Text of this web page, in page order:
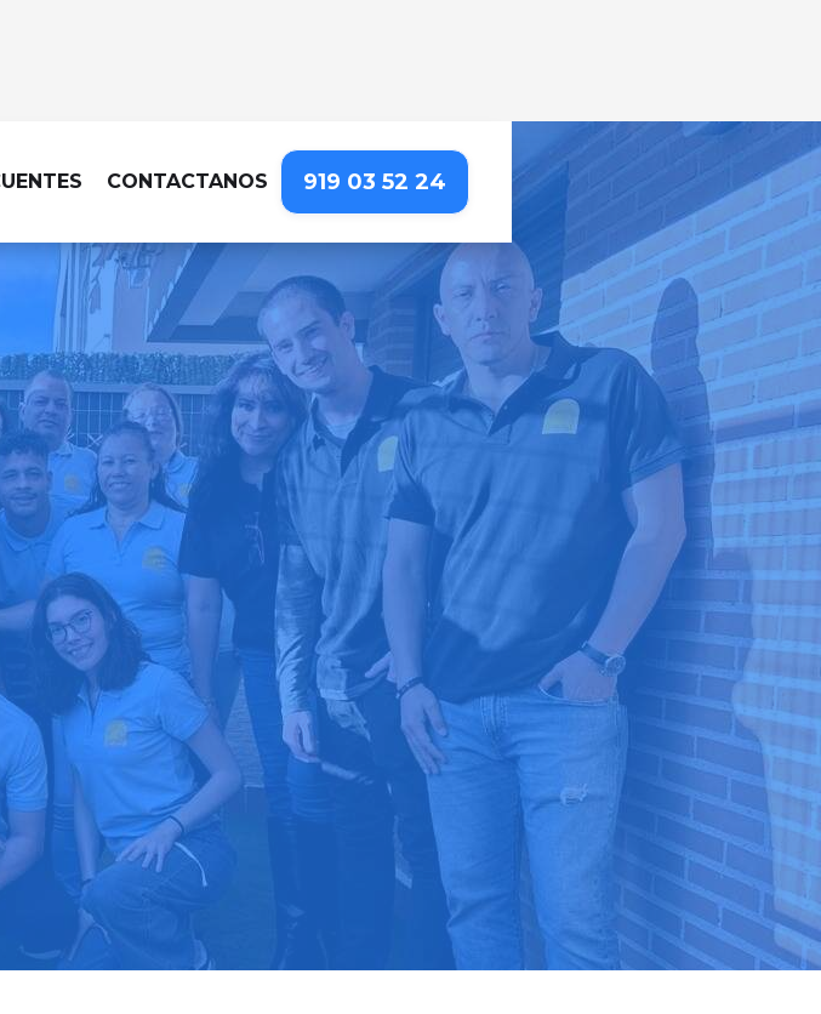
CONTACTANOS 919 03 52 24
- CARABANCHEL - COMILLAS
tu puerta, para que puedas
realmente importa
Llama hoy: 919 03 52 24
en nosotros ⭐⭐⭐⭐⭐